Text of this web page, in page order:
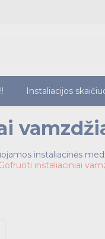
Instaliacijos
instaliacinės
instaliaciniai